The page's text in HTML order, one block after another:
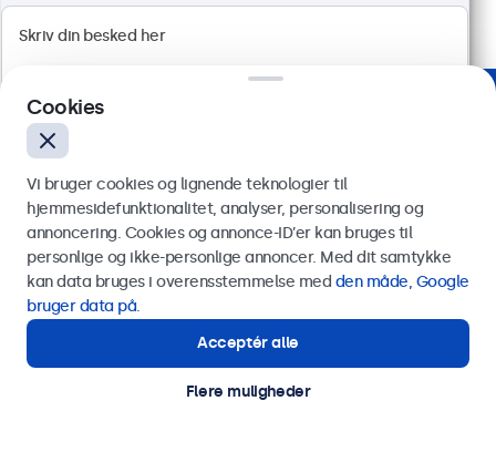
Send
Eller ring til os på
Kontakt vores specialister.
Cookies
Vi bruger cookies og lignende teknologier til
hjemmesidefunktionalitet, analyser, personalisering og
annoncering. Cookies og annonce-ID’er kan bruges til
personlige og ikke-personlige annoncer. Med dit samtykke
kan data bruges i overensstemmelse med den måde, Google
bruger data på.
Acceptér alle
Flere muligheder